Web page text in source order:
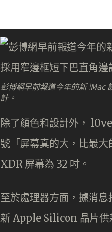
彭博網早前報道今年的新 iMac
計。
除了顏色和設計外，
號「屏幕真的大，比最
XDR 屏幕為 32 吋。
至於處理器方面，據消
新 Apple Silicon 晶片供